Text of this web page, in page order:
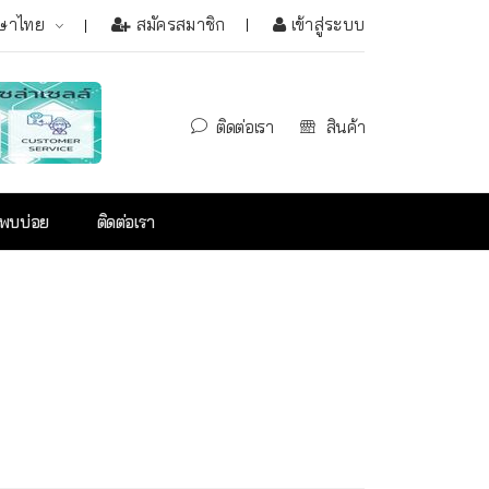
ไทย สมัครสมาชิก เข้าสู่ระบบ
ติดต่อเรา สินค้า
บบ่อย ติดต่อเรา